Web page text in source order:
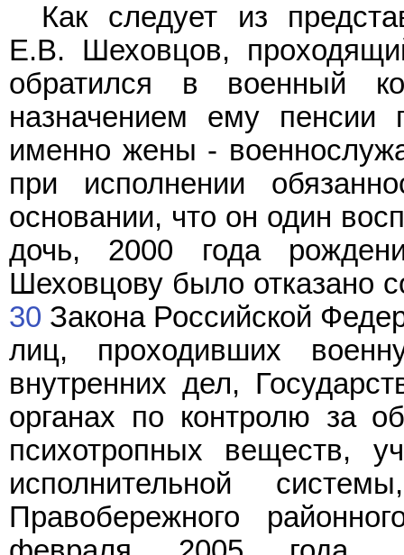
Как следует из
Е.В. Шеховцов,
обратился в военный
назначением ему пенсии
именно жены -
при исполнении
основании, что он один
дочь, 2000 года
Шеховцову было отказано
30 Закона Российской
лиц, проходивших
внутренних дел,
органах по контролю за
психотропных веществ,
исполнительной
Правобережного